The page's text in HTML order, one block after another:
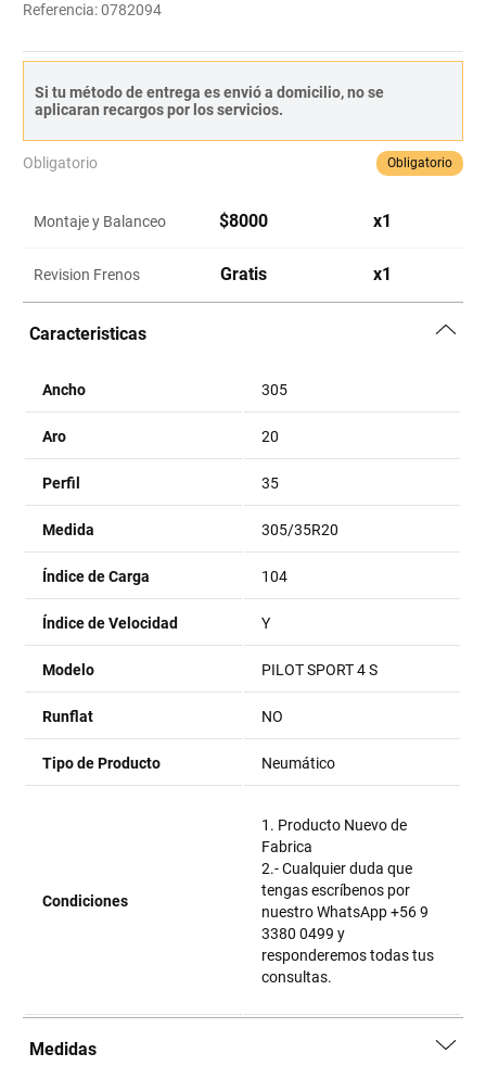
Referencia:0782094
Si tu método de entrega es envió a domicilio, no se
aplicaran recargos por los servicios.
Obligatorio Obligatorio
Montaje y Balanceo $8000 x1
Revision Frenos Gratis x1
Caracteristicas
Ancho 305
Aro 20
Perfil 35
Medida 305/35R20
Índice de Carga 104
Índice de Velocidad Y
Modelo PILOT SPORT 4 S
Runflat NO
Tipo de Producto Neumático
Condiciones
1. Producto Nuevo de
Fabrica
2.- Cualquier duda que
tengas escríbenos por
nuestro WhatsApp +56 9
3380 0499 y
responderemos todas tus
consultas.
Medidas